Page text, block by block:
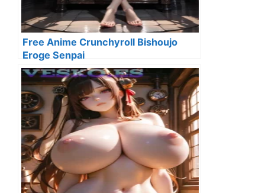
Free Anime Crunchyroll Bishoujo
Eroge Senpai